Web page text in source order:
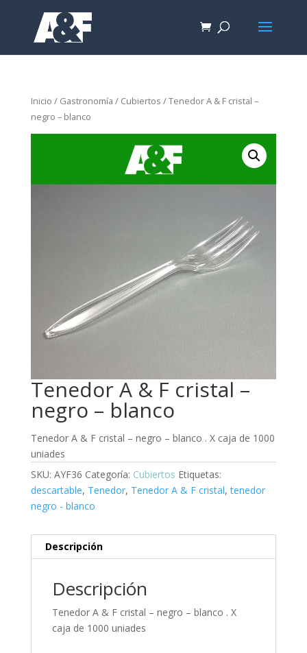
Inicio / Gastronomía / Cubiertos / Tenedor A & F cristal –
negro – blanco
Tenedor A & F cristal –
negro – blanco
Tenedor A & F cristal – negro – blanco . X caja de 1000
uniades
SKU: AYF36 Categoría: Cubiertos Etiquetas:
descartable, Tenedor, Tenedor A & F cristal,tenedor
negro - blanco
Descripción
Descripción
Tenedor A & F cristal – negro – blanco . X
caja de 1000 uniades